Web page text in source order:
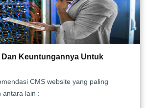
Dan Keuntungannya Untuk
CMS website yang paling
antara lain :